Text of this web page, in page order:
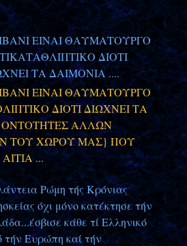
ΕΙΝΑΙ ΘΑΥΜΑΤΟΥΡΓΟ
ΔΙΟΤΙ
ΤΑ ΔΑΙΜΟΝΙΑ ....
ΕΙΝΑΙ ΘΑΥΜΑΤΟΥΡΓΟ
ΔΙΟΤΙ ΔΙΩΧΝΕΙ ΤΑ
ΑΛΛΩΝ
ΤΟΥ ΧΩΡΟΥ ΜΑΣ} ΠΟΥ
...
Ρώμη τής Κρόνιας
όχι μόνο κατέκτησε τήν
κάθε τί Ελληνικό
τήν Ευρώπη καί τήν